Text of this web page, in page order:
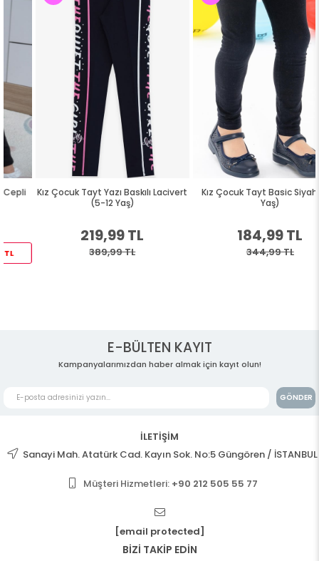
Kız Çocuk Tayt Yazı Baskılı Lacivert
(5-12 Yaş)
219,99 TL
389,99 TL
Kız Çocuk Tayt Basic Siyah (2-3
184,99 TL
344,99 TL
E-BÜLTEN KAYIT
Kampanyalarımızdan haber almak için kayıt olun!
GÖNDER
İLETİŞİM
Sanayi Mah. Atatürk Cad. Kayın Sok. No:5 Güngören / İSTANBUL
Müşteri Hizmetleri: +90 212 505 55 77
[email protected]
BİZİ TAKİP EDİN